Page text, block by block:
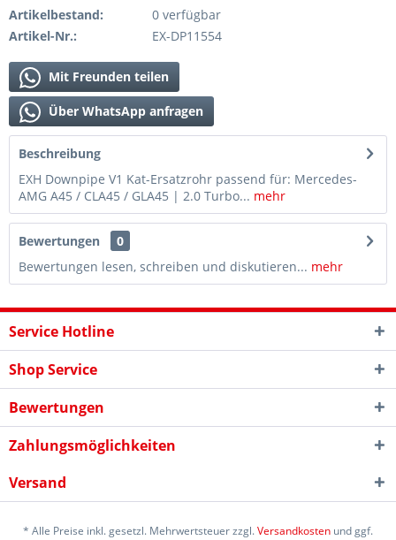
Artikelbestand:
0 verfügbar
Artikel-Nr.:
EX-DP11554
Mit Freunden teilen
Über WhatsApp anfragen
Beschreibung
EXH Downpipe V1 Kat-Ersatzrohr passend für: Mercedes-
AMG A45 / CLA45 / GLA45 | 2.0 Turbo... mehr
Bewertungen
0
Bewertungen lesen, schreiben und diskutieren... mehr
Service Hotline
Shop Service
Bewertungen
Zahlungsmöglichkeiten
Versand
* Alle Preise inkl. gesetzl. Mehrwertsteuer zzgl.Versandkosten und ggf.